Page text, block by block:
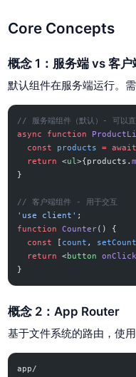
Core Concepts
概念 1：服务端 vs 客户
默认组件在服务端运行。
// 服务端组件（默认）- 可以直
async
function
  const
products = await
  return
<ul>{products.
}
// 客户端组件 - 用于交互
'use client' ;
function
Counter() {
  const
count , setCount
  return
<button
}
概念 2：App Router
基于文件系统的路由，使用
app/